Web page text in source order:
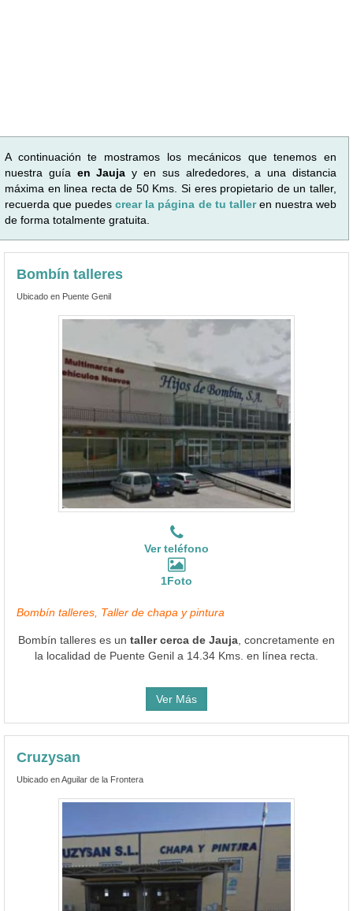
A continuación te mostramos los mecánicos que tenemos en
nuestra guía en Jauja y en sus alrededores, a una distancia
máxima en linea recta de 50 Kms. Si eres propietario de un taller,
recuerda que puedescrear la página de tu talleren nuestra web
de forma totalmente gratuita.
Bombín talleres
Ubicado en Puente Genil
Ver teléfono
1Foto
Bombín talleres, Taller de chapa y pintura
Bombín talleres es un taller cerca de Jauja , concretamente en
la localidad de Puente Genil a 14.34 Kms. en línea recta.
Ver Más
Cruzysan
Ubicado en Aguilar de la Frontera